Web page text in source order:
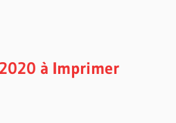
à Imprimer